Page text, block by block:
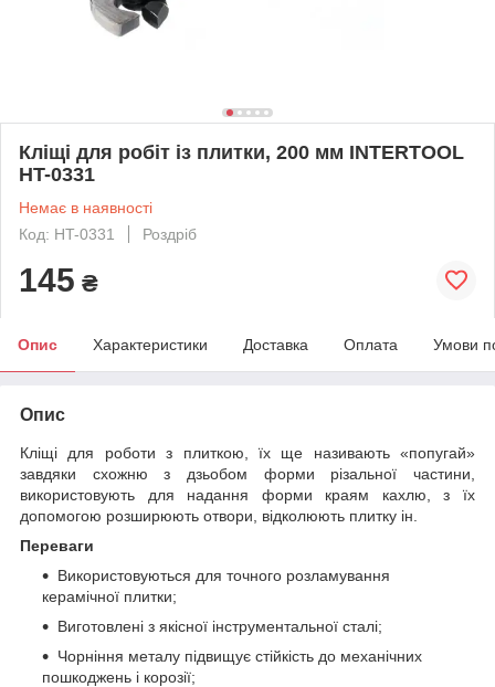
Кліщі для робіт із плитки, 200 мм INTERTOOL
HT-0331
Немає в наявності
Код: HT-0331
Роздріб
145 ₴
Опис Характеристики Доставка Оплата Умови
Опис
Кліщі для роботи з плиткою, їх ще називають «попугай»
завдяки схожню з дзьобом форми різальної частини,
використовують для надання форми краям кахлю, з їх
допомогою розширюють отвори, відколюють плитку ін.
Переваги
Використовуються для точного розламування
керамічної плитки;
Виготовлені з якісної інструментальної сталі;
Чорніння металу підвищує стійкість до механічних
пошкоджень і корозії;